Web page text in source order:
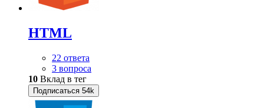
HTML
22 ответа
3 вопроса
10 Вклад в тег
Подписаться 54k